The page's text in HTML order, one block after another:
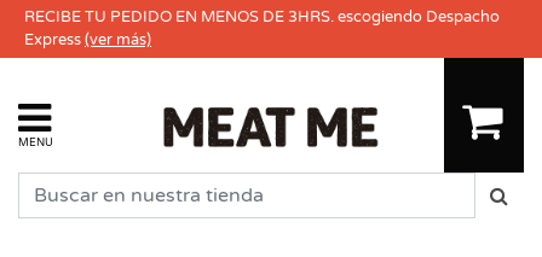
RECIBE TU PEDIDO EN MENOS DE 3HRS. escogiendo Despacho
Express(ver más)
MENU